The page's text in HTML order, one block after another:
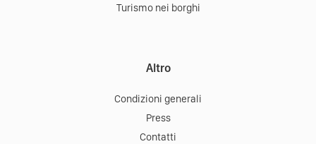
Turismo nei borghi
Altro
Condizioni generali
Press
Contatti